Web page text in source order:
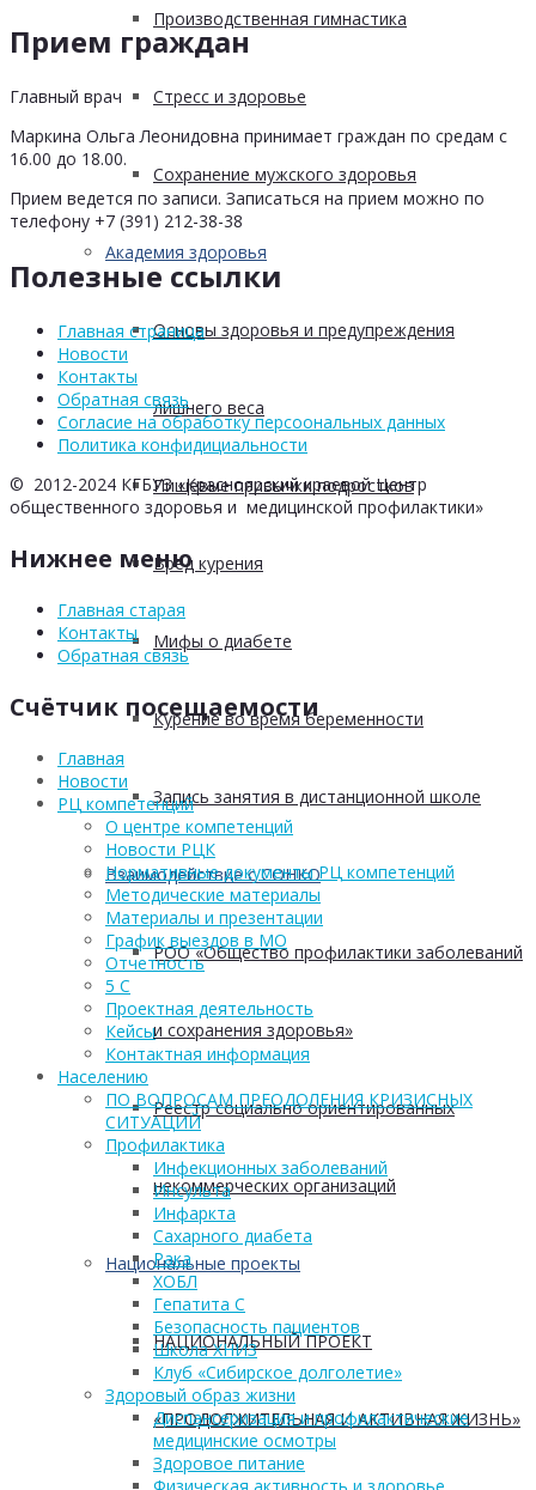
Производственная гимнастика
Стресс и здоровье
Сохранение мужского здоровья
Академия здоровья
Основы здоровья и предупреждения
лишнего веса
Пищевые привычки подростков
Вред курения
Мифы о диабете
Курение во время беременности
Запись занятия в дистанционной школе
Взаимодействие с СОНКО
РОО «Общество профилактики заболеваний
и сохранения здоровья»
Реестр социально ориентированных
некоммерческих организаций
Национальные проекты
НАЦИОНАЛЬНЫЙ ПРОЕКТ
«ПРОДОЛЖИТЕЛЬНАЯ И АКТИВНАЯ ЖИЗНЬ»
Прием граждан
Главный врач
Маркина Ольга Леонидовна принимает граждан по средам с
16.00 до 18.00.
Прием ведется по записи. Записаться на прием можно по
телефону +7 (391) 212-38-38
Полезные ссылки
Главная страница
Новости
Контакты
Обратная связь
Согласие на обработку персоональных данных
Политика конфидициальности
© 2012-2024 КГБУЗ «Красноярский краевой Центр
общественного здоровья и медицинской профилактики»
Нижнее меню
Главная старая
Контакты
Обратная связь
Счётчик посещаемости
Главная
Новости
РЦ компетенций
О центре компетенций
Новости РЦК
Нормативные документы РЦ компетенций
Методические материалы
Материалы и презентации
График выездов в МО
Отчетность
5 С
Проектная деятельность
Кейсы
Контактная информация
Населению
ПО ВОПРОСАМ ПРЕОДОЛЕНИЯ КРИЗИСНЫХ
СИТУАЦИЙ
Профилактика
Инфекционных заболеваний
Инсульта
Инфаркта
Сахарного диабета
Рака
ХОБЛ
Гепатита С
Безопасность пациентов
Школа ХНИЗ
Клуб «Сибирское долголетие»
Здоровый образ жизни
Диспансеризация и профилактические
медицинские осмотры
Здоровое питание